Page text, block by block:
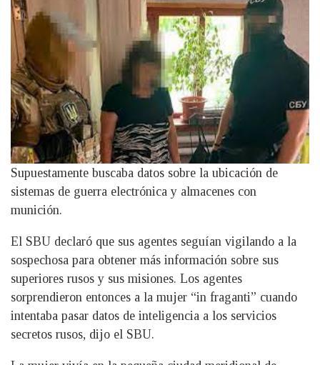
Supuestamente buscaba datos sobre la ubicación de
sistemas de guerra electrónica y almacenes con
munición.
El SBU declaró que sus agentes seguían vigilando a la
sospechosa para obtener más información sobre sus
superiores rusos y sus misiones. Los agentes
sorprendieron entonces a la mujer “in fraganti” cuando
intentaba pasar datos de inteligencia a los servicios
secretos rusos, dijo el SBU.